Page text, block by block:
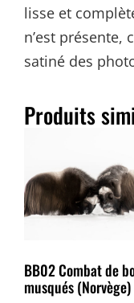
lisse et
n’est présente,
satiné des
Produits
BB02 Combat de
musqués (Norvège)